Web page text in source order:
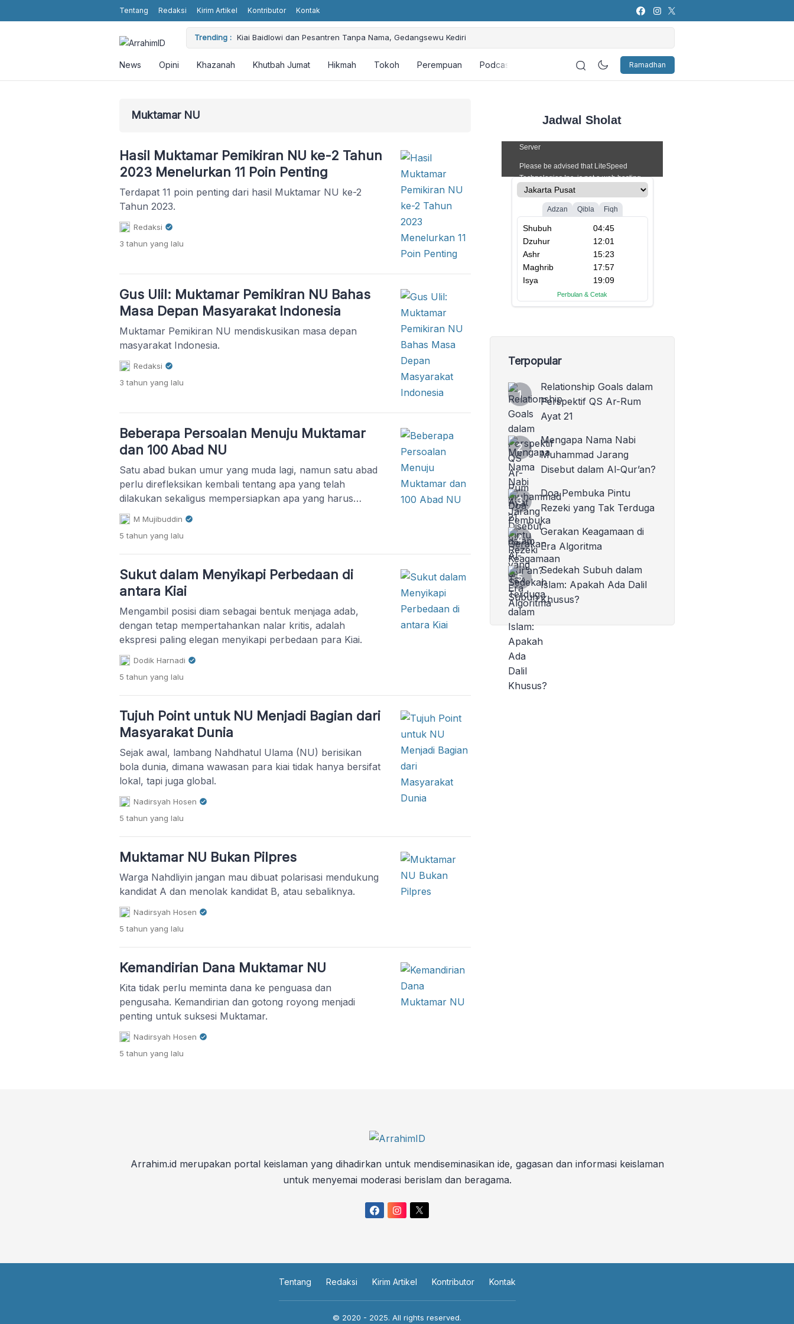
Tentang Redaksi Kirim Artikel Kontributor Kontak
Trending : Kiai Baidlowi dan Pesantren Tanpa Nama, Gedangsewu Kediri
Dimash Kudaibergen: Promoting Humanity and Religious Values without Religious Attributes in the Showbiz
World
KH. Masbuhin Faqih: Ajarkan Keteladanan dan Perjuangan
Ramadhan
News Opini Khazanah Khutbah Jumat Hikmah Tokoh Perempuan Podcast
Muktamar NU
Hasil Muktamar Pemikiran NU ke-2 Tahun
2023 Menelurkan 11 Poin Penting
Terdapat 11 poin penting dari hasil Muktamar NU ke-2
Tahun 2023.
Redaksi
3 tahun yang lalu
Gus Ulil: Muktamar Pemikiran NU Bahas
Masa Depan Masyarakat Indonesia
Muktamar Pemikiran NU mendiskusikan masa depan
masyarakat Indonesia.
Redaksi
3 tahun yang lalu
Beberapa Persoalan Menuju Muktamar
dan 100 Abad NU
Satu abad bukan umur yang muda lagi, namun satu abad
perlu direfleksikan kembali tentang apa yang telah
dilakukan sekaligus mempersiapkan apa yang harus
dilakukan kedepannya.
M Mujibuddin
5 tahun yang lalu
Sukut dalam Menyikapi Perbedaan di
antara Kiai
Mengambil posisi diam sebagai bentuk menjaga adab,
dengan tetap mempertahankan nalar kritis, adalah
ekspresi paling elegan menyikapi perbedaan para Kiai.
Dodik Harnadi
5 tahun yang lalu
Tujuh Point untuk NU Menjadi Bagian dari
Masyarakat Dunia
Sejak awal, lambang Nahdhatul Ulama (NU) berisikan
bola dunia, dimana wawasan para kiai tidak hanya bersifat
lokal, tapi juga global.
Nadirsyah Hosen
5 tahun yang lalu
Muktamar NU Bukan Pilpres
Warga Nahdliyin jangan mau dibuat polarisasi mendukung
kandidat A dan menolak kandidat B, atau sebaliknya.
Nadirsyah Hosen
5 tahun yang lalu
Kemandirian Dana Muktamar NU
Kita tidak perlu meminta dana ke penguasa dan
pengusaha. Kemandirian dan gotong royong menjadi
penting untuk suksesi Muktamar.
Nadirsyah Hosen
5 tahun yang lalu
Jadwal Sholat
Terpopular
Relationship Goals dalam
Perspektif QS Ar-Rum
Ayat 21
Mengapa Nama Nabi
Muhammad Jarang
Disebut dalam Al-Qur’an?
Doa Pembuka Pintu
Rezeki yang Tak Terduga
Gerakan Keagamaan di
Era Algoritma
Sedekah Subuh dalam
Islam: Apakah Ada Dalil
Khusus?
Arrahim.id merupakan portal keislaman yang dihadirkan untuk mendiseminasikan ide, gagasan dan informasi keislaman
untuk menyemai moderasi berislam dan beragama.
Tentang Redaksi Kirim Artikel Kontributor Kontak
© 2020 - 2025. All rights reserved.